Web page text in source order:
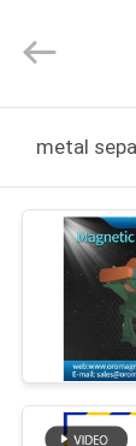
Ltd..
Reserved.
metal